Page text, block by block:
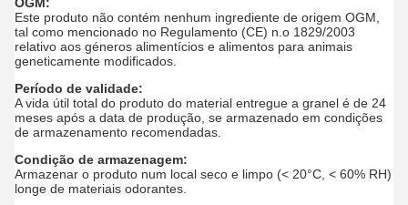
Este produto não contém nenhum ingrediente de origem OGM,
tal como mencionado no Regulamento (CE) n.o 1829/2003
relativo aos géneros alimentícios e alimentos para animais
geneticamente modificados.
Período de validade:
A vida útil total do produto do material entregue a granel é de 24
meses após a data de produção, se armazenado em condições
de armazenamento recomendadas.
Condição de armazenagem:
Armazenar o produto num local seco e limpo (< 20°C, < 60% RH)
longe de materiais odorantes.